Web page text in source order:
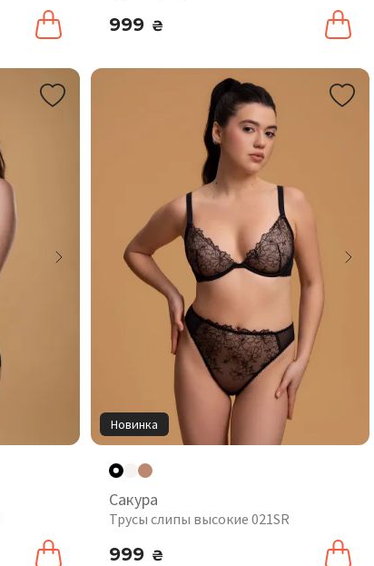
999 ₴
Новинка
Сакура
Трусы слипы высокие 021SR
999 ₴